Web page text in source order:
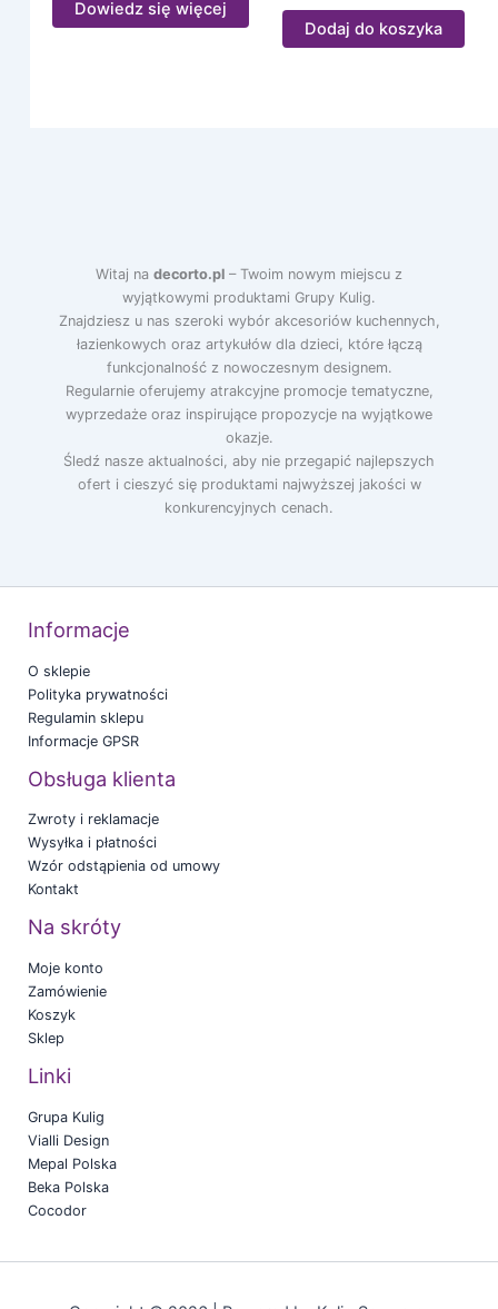
Dowiedz się więcej
Dodaj do koszyka
Witaj na decorto.pl – Twoim nowym miejscu z
wyjątkowymi produktami Grupy Kulig.
Znajdziesz u nas szeroki wybór akcesoriów kuchennych,
łazienkowych oraz artykułów dla dzieci, które łączą
funkcjonalność z nowoczesnym designem.
Regularnie oferujemy atrakcyjne promocje tematyczne,
wyprzedaże oraz inspirujące propozycje na wyjątkowe
okazje.
Śledź nasze aktualności, aby nie przegapić najlepszych
ofert i cieszyć się produktami najwyższej jakości w
konkurencyjnych cenach.
Informacje
O sklepie
Polityka prywatności
Regulamin sklepu
Informacje GPSR
Obsługa klienta
Zwroty i reklamacje
Wysyłka i płatności
Wzór odstąpienia od umowy
Kontakt
Na skróty
Moje konto
Zamówienie
Koszyk
Sklep
Linki
Grupa Kulig
Vialli Design
Mepal Polska
Beka Polska
Cocodor